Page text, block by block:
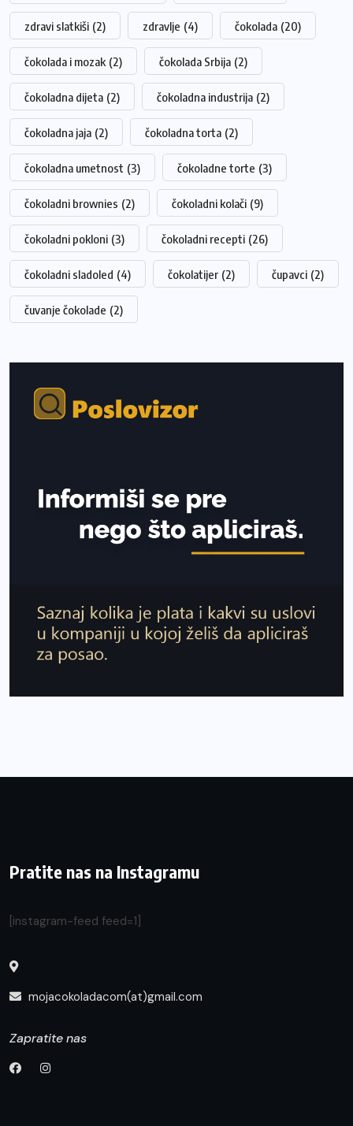
zdravi slatkiši (2) zdravlje (4) čokolada (20)
čokolada i mozak (2) čokolada Srbija (2)
čokoladna dijeta (2) čokoladna industrija (2)
čokoladna jaja (2) čokoladna torta (2)
čokoladna umetnost (3) čokoladne torte (3)
čokoladni brownies (2) čokoladni kolači (9)
čokoladni pokloni (3) čokoladni recepti (26)
čokoladni sladoled (4) čokolatijer (2) čupavci (2)
čuvanje čokolade (2)
Pratite nas na Instagramu
[instagram-feed feed=1]
mojacokoladacom(at)gmail.com
Zapratite nas